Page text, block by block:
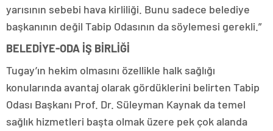
yarısının sebebi hava kirliliği. Bunu sadece belediye
başkanının değil Tabip Odasının da söylemesi gerekli.”
BELEDİYE-ODA İŞ BİRLİĞİ
Tugay’ın hekim olmasını özellikle halk sağlığı
konularında avantaj olarak gördüklerini belirten Tabip
Odası Başkanı Prof. Dr. Süleyman Kaynak da temel
sağlık hizmetleri başta olmak üzere pek çok alanda